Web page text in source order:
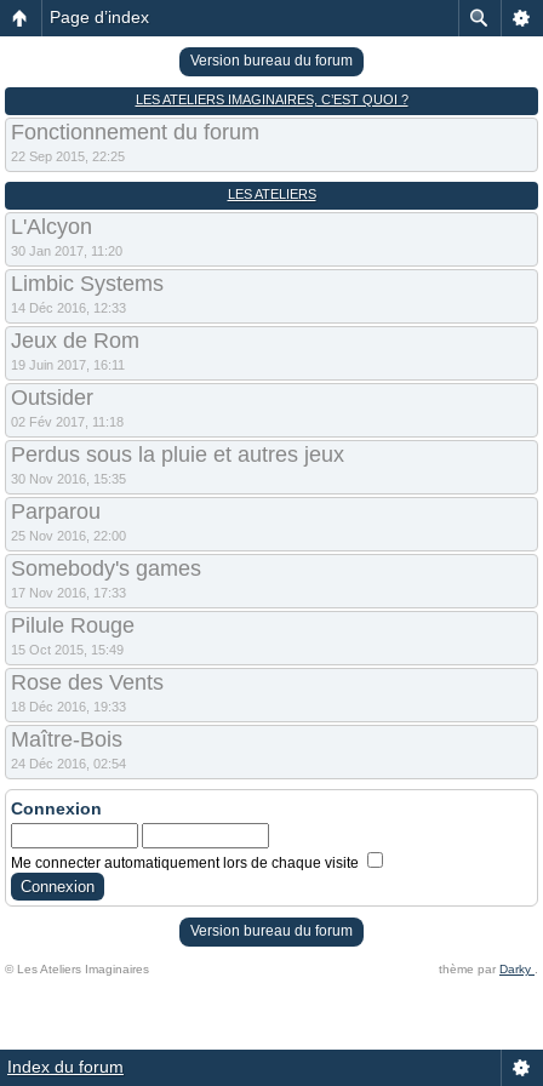
Page d’index
Version bureau du forum
LES ATELIERS IMAGINAIRES, C’EST QUOI ?
Fonctionnement du forum
22 Sep 2015, 22:25
LES ATELIERS
L'Alcyon
30 Jan 2017, 11:20
Limbic Systems
14 Déc 2016, 12:33
Jeux de Rom
19 Juin 2017, 16:11
Outsider
02 Fév 2017, 11:18
Perdus sous la pluie et autres jeux
30 Nov 2016, 15:35
Parparou
25 Nov 2016, 22:00
Somebody's games
17 Nov 2016, 17:33
Pilule Rouge
15 Oct 2015, 15:49
Rose des Vents
18 Déc 2016, 19:33
Maître-Bois
24 Déc 2016, 02:54
Connexion
Me connecter automatiquement lors de chaque visite
Version bureau du forum
© Les Ateliers Imaginaires thème par Darky
Index du forum